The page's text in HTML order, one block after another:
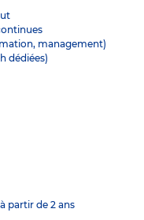
management)
dédiées)
partir de 2 ans